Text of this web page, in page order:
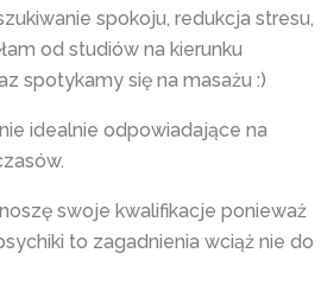
spokoju, redukcja stresu,
od studiów na kierunku
spotykamy się na masażu :)
idealnie odpowiadające na
swoje kwalifikacje ponieważ
to zagadnienia wciąż nie do